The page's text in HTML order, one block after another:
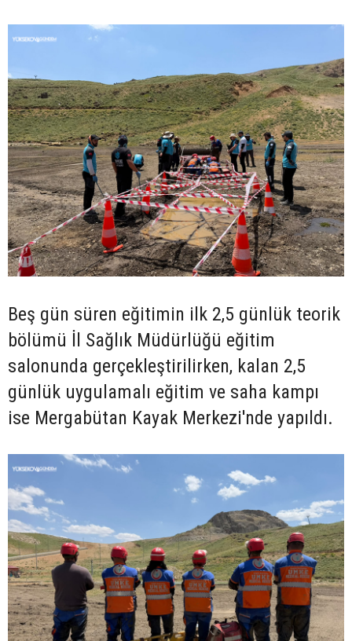
Beş gün süren eğitimin ilk 2,5 günlük teorik
bölümü İl Sağlık Müdürlüğü eğitim
salonunda gerçekleştirilirken, kalan 2,5
günlük uygulamalı eğitim ve saha kampı
ise Mergabütan Kayak Merkezi'nde yapıldı.